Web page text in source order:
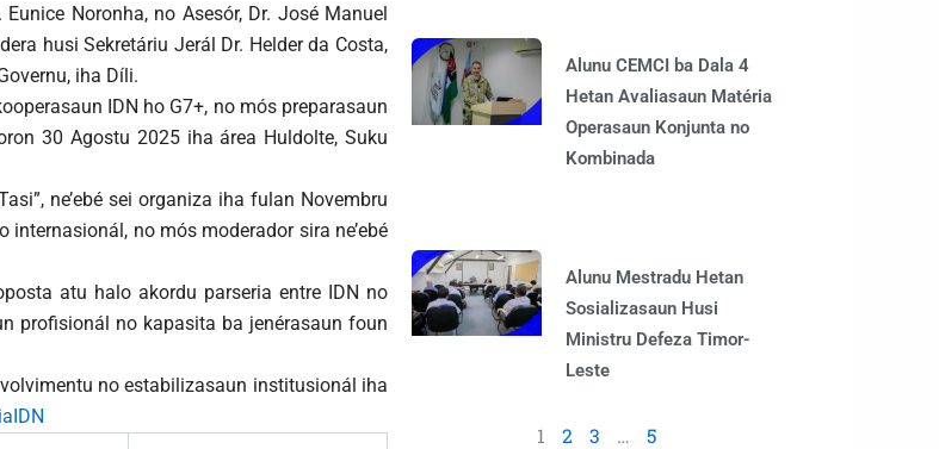
Noronha, no Asesór, Dr. José Manuel
husi Sekretáriu Jerál Dr. Helder da Costa,
iha Díli.
IDN ho G7+, no mós preparasaun
30 Agostu 2025 iha área Huldolte, Suku
ne’ebé sei organiza iha fulan Novembru
internasionál, no mós moderador sira ne’ebé
atu halo akordu parseria entre IDN no
profisionál no kapasita ba jenérasaun foun
no estabilizasaun institusionál iha
Alunu CEMCI ba Dala 4
Hetan Avaliasaun Matéria
Operasaun Konjunta no
Kombinada
Alunu Mestradu Hetan
Sosializasaun Husi
Ministru Defeza Timor-
Leste
1 2 3 … 5